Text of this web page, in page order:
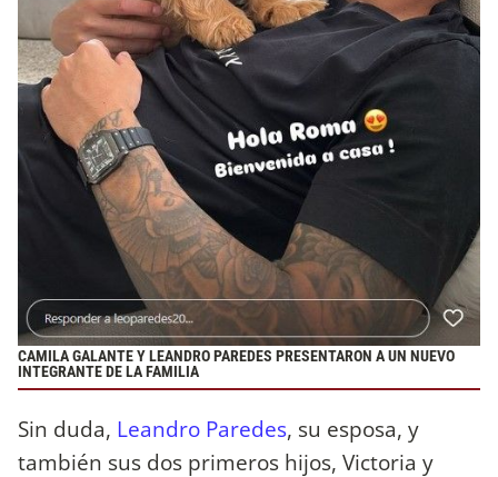
CAMILA GALANTE Y LEANDRO PAREDES PRESENTARON A UN NUEVO
INTEGRANTE DE LA FAMILIA
Sin duda, Leandro Paredes, su esposa, y
también sus dos primeros hijos, Victoria y